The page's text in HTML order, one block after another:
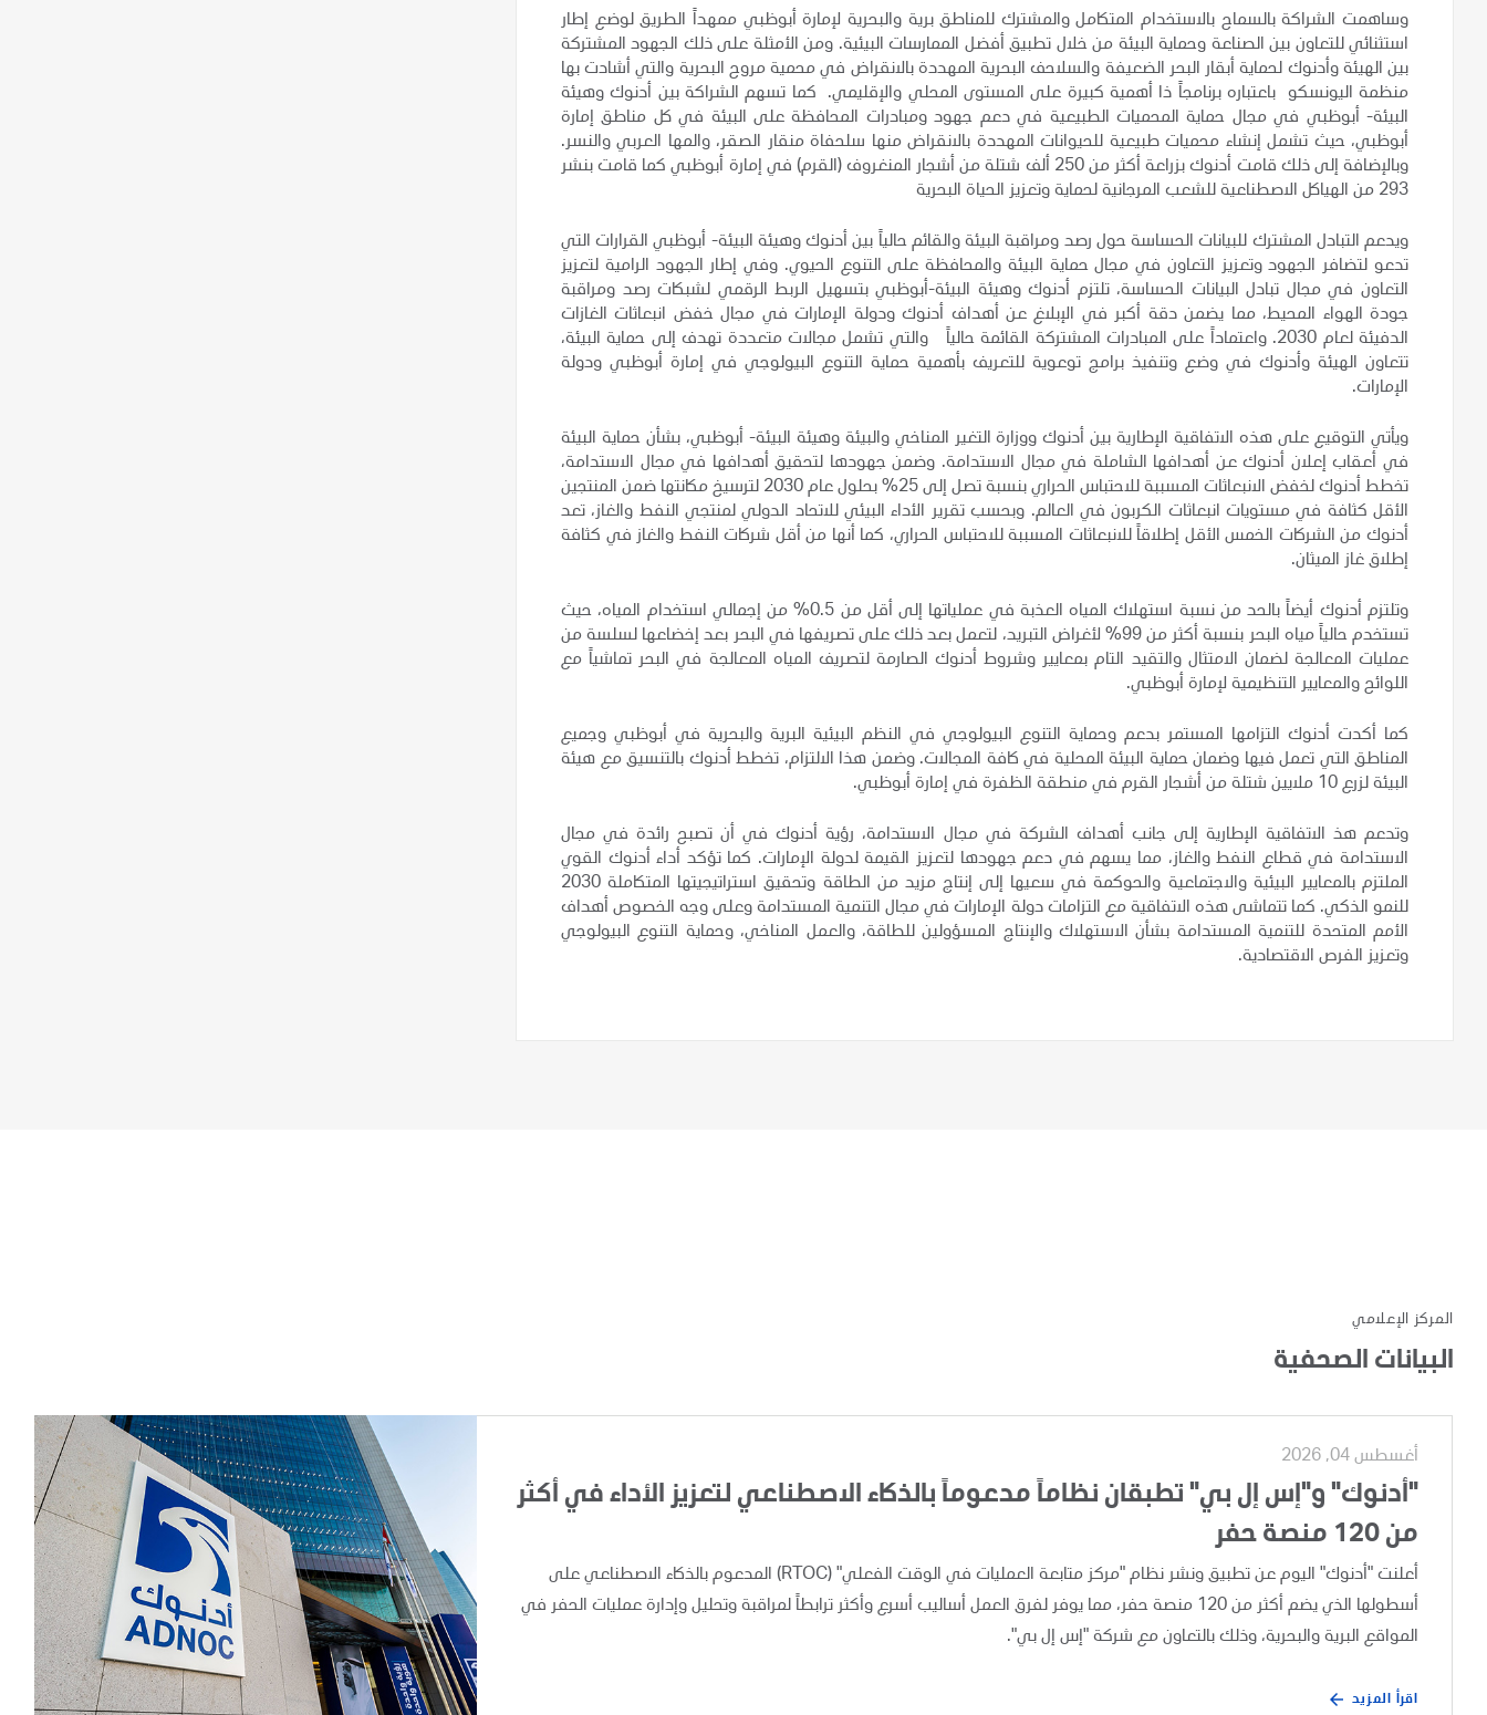
وساهمت الشراكة بالسماح بالاستخدام المتكامل والمشترك للمناطق برية والبحرية لإمارة أبوظبي ممهداً الطريق لوضع إطار
استثنائي للتعاون بين الصناعة وحماية البيئة من خلال تطبيق أفضل الممارسات البيئية. ومن الأمثلة على ذلك الجهود المشتركة
بين الهيئة وأدنوك لحماية أبقار البحر الضعيفة والسلاحف البحرية المهددة بالانقراض في محمية مروح البحرية والتي أشادت بها
منظمة اليونسكو
باعتباره برنامجاً ذا أهمية كبيرة على المستوى المحلي والإقليمي. كما تسهم الشراكة بين أدنوك وهيئة
البيئة- أبوظبي في مجال حماية المحميات الطبيعية في دعم جهود ومبادرات المحافظة على البيئة في كل مناطق إمارة
أبوظبي، حيث تشمل إنشاء محميات طبيعية للحيوانات المهددة بالانقراض منها سلحفاة منقار الصقر، والمها العربي والنسر.
وبالإضافة إلى ذلك قامت أدنوك بزراعة أكثر من 250 ألف شتلة من أشجار المنغروف (القرم) في إمارة أبوظبي كما قامت بنشر
293 من الهياكل الاصطناعية للشعب المرجانية لحماية وتعزيز الحياة البحرية
ويدعم التبادل المشترك للبيانات الحساسة حول رصد ومراقبة البيئة والقائم حالياً بين أدنوك وهيئة البيئة- أبوظبي القرارات التي
تدعو لتضافر الجهود وتعزيز التعاون في مجال حماية البيئة والمحافظة على التنوع الحيوي. وفي إطار الجهود الرامية لتعزيز
التعاون في مجال تبادل البيانات الحساسة، تلتزم أدنوك وهيئة البيئة-أبوظبي بتسهيل الربط الرقمي لشبكات رصد ومراقبة
جودة الهواء المحيط، مما يضمن دقة أكبر في الإبلاغ عن أهداف أدنوك ودولة الإمارات في مجال خفض انبعاثات الغازات
الدفيئة لعام 2030. واعتماداً على المبادرات المشتركة القائمة حالياً والتي تشمل مجالات متعددة تهدف إلى حماية البيئة،
تتعاون الهيئة وأدنوك في وضع وتنفيذ برامج توعوية للتعريف بأهمية حماية التنوع البيولوجي في إمارة أبوظبي ودولة
الإمارات.
ويأتي التوقيع على هذه الاتفاقية الإطارية بين أدنوك ووزارة التغير المناخي والبيئة وهيئة البيئة- أبوظبي، بشأن حماية البيئة
في أعقاب إعلان أدنوك عن أهدافها الشاملة في مجال الاستدامة. وضمن جهودها لتحقيق أهدافها في مجال الاستدامة،
تخطط أدنوك لخفض الانبعاثات المسببة للاحتباس الحراري بنسبة تصل إلى 25% بحلول عام 2030 لترسيخ مكانتها ضمن المنتجين
الأقل كثافة في مستويات انبعاثات الكربون في العالم. وبحسب تقرير الأداء البيئي للاتحاد الدولي لمنتجي النفط والغاز، تعد
أدنوك من الشركات الخمس الأقل إطلاقاً للانبعاثات المسببة للاحتباس الحراري، كما أنها من أقل شركات النفط والغاز في كثافة
إطلاق غاز الميثان.
وتلتزم أدنوك أيضاً بالحد من نسبة استهلاك المياه العذبة في عملياتها إلى أقل من 0.5% من إجمالي استخدام المياه، حيث
تستخدم حالياً مياه البحر بنسبة أكثر من 99% لأغراض التبريد، لتعمل بعد ذلك على تصريفها في البحر بعد إخضاعها لسلسة من
عمليات المعالجة لضمان الامتثال والتقيد التام بمعايير وشروط أدنوك الصارمة لتصريف المياه المعالجة في البحر تماشياً مع
اللوائح والمعايير التنظيمية لإمارة أبوظبي.
كما أكدت أدنوك التزامها المستمر بدعم وحماية التنوع البيولوجي في النظم البيئية البرية والبحرية في أبوظبي وجميع
المناطق التي تعمل فيها وضمان حماية البيئة المحلية في كافة المجالات. وضمن هذا الالتزام، تخطط أدنوك بالتنسيق مع هيئة
البيئة لزرع 10 ملايين شتلة من أشجار القرم في منطقة الظفرة في إمارة أبوظبي.
وتدعم هذ الاتفاقية الإطارية إلى جانب أهداف الشركة في مجال الاستدامة، رؤية أدنوك في أن تصبح رائدة في مجال
الاستدامة في قطاع النفط والغاز، مما يسهم في دعم جهودها لتعزيز القيمة لدولة الإمارات. كما تؤكد أداء أدنوك القوي
الملتزم بالمعايير البيئية والاجتماعية والحوكمة في سعيها إلى إنتاج مزيد من الطاقة وتحقيق استراتيجيتها المتكاملة 2030
للنمو الذكي. كما تتماشى هذه الاتفاقية مع التزامات دولة الإمارات في مجال التنمية المستدامة وعلى وجه الخصوص أهداف
الأمم المتحدة للتنمية المستدامة بشأن الاستهلاك والإنتاج المسؤولين للطاقة، والعمل المناخي، وحماية التنوع البيولوجي
وتعزيز الفرص الاقتصادية.
المركز الإعلامي
البيانات الصحفية
أغسطس 04, 2026
"أدنوك" و"إس إل بي" تطبقان نظاماً مدعوماً بالذكاء الاصطناعي لتعزيز الأداء في أكثر
من 120 منصة حفر
أعلنت "أدنوك" اليوم عن تطبيق ونشر نظام "مركز متابعة العمليات في الوقت الفعلي" (RTOC) المدعوم بالذكاء الاصطناعي على
أسطولها الذي يضم أكثر من 120 منصة حفر، مما يوفر لفرق العمل أساليب أسرع وأكثر ترابطاً لمراقبة وتحليل وإدارة عمليات الحفر في
المواقع البرية والبحرية، وذلك بالتعاون مع شركة "إس إل بي".
اقرأ المزيد